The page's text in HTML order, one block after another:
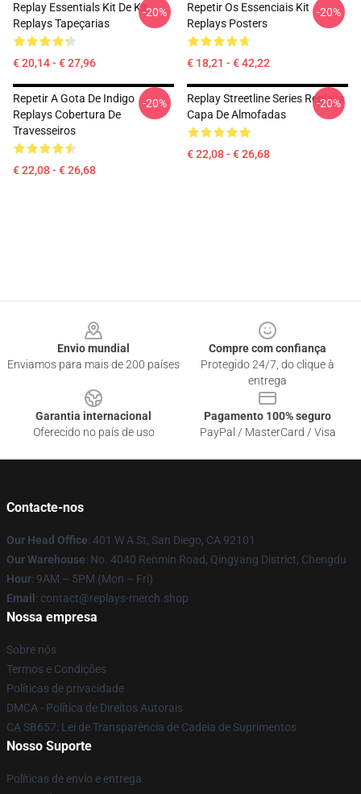
Replay Essentials Kit De Kit
Replays Tapeçarias
€ 20,14 - € 27,96
-20%
Repetir Os Essenciais Kit
Replays Posters
€ 18,21 - € 42,22
-20%
Repetir A Gota De Indigo
Replays Cobertura De
Travesseiros
€ 22,08 - € 26,68
-20%
Replay Streetline Series Replays
Capa De Almofadas
€ 22,08 - € 26,68
-20%
Envio mundial
Enviamos para mais de 200 países
Compre com confiança
Protegido 24/7, do clique à
entrega
Garantia internacional
Oferecido no país de uso
Pagamento 100% seguro
PayPal / MasterCard / Visa
Contacte-nos
Our Head Office: 401 W A St, San Diego, CA 92101
Our Warehouse: No. 4040 Renmin Road, Qingyang District, Chengdu
Hour: 9AM – 5PM (Mon – Fri)
Email : contact@replays-merch.shop
Nossa empresa
Sobre nós
Termos e Condições
Políticas de privacidade
DMCA - Política de Direitos Autorais
CA SB657: Lei de Transparência de Cadeia de Suprimentos
Nosso Suporte
Políticas de envio e entrega